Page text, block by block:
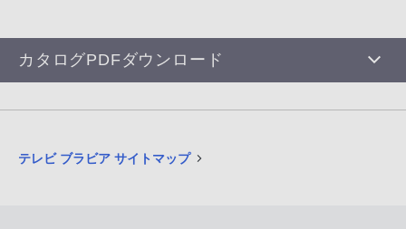
カタログPDFダウンロード
テレビ ブラビア サイトマップ